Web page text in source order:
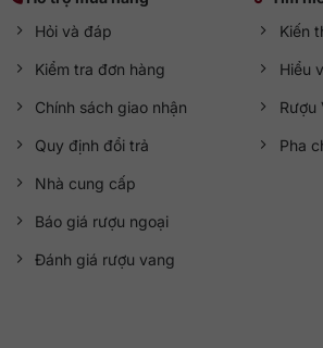
Hỏi và đáp
Kiểm tra đơn hàng
Chính sách giao nhận
Quy định đổi trả
Nhà cung cấp
Báo giá rượu ngoại
Đánh giá rượu vang
Kiến
Hiểu
Rượu
Pha